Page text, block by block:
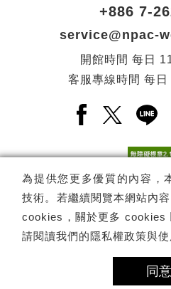
為提供您更多優質的內容，
技術。若繼續閱覽本網站內
cookies，關於更多 cookies
請閱讀我們的隱私權政策與
同意
+886 7-
service@npac-
開館時間 每日
客服專線時間 每日
Facebook(另
X(另開新
電子報訂閱
Copyright © 國家表演藝術中心 -衛
隱私權政策